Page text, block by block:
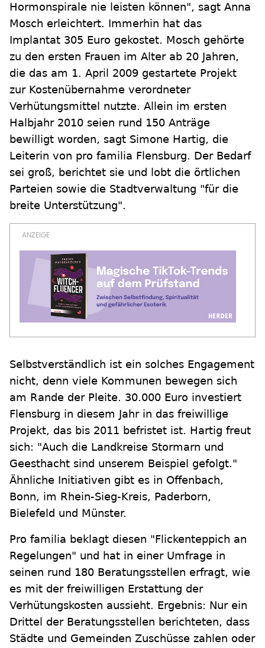
Hormonspirale nie leisten können", sagt Anna
Mosch erleichtert. Immerhin hat das
Implantat 305 Euro gekostet. Mosch gehörte
zu den ersten Frauen im Alter ab 20 Jahren,
die das am 1. April 2009 gestartete Projekt
zur Kostenübernahme verordneter
Verhütungsmittel nutzte. Allein im ersten
Halbjahr 2010 seien rund 150 Anträge
bewilligt worden, sagt Simone Hartig, die
Leiterin von pro familia Flensburg. Der Bedarf
sei groß, berichtet sie und lobt die örtlichen
Parteien sowie die Stadtverwaltung "für die
breite Unterstützung".
Selbstverständlich ist ein solches Engagement
nicht, denn viele Kommunen bewegen sich
am Rande der Pleite. 30.000 Euro investiert
Flensburg in diesem Jahr in das freiwillige
Projekt, das bis 2011 befristet ist. Hartig freut
sich: "Auch die Landkreise Stormarn und
Geesthacht sind unserem Beispiel gefolgt."
Ähnliche Initiativen gibt es in Offenbach,
Bonn, im Rhein-Sieg-Kreis, Paderborn,
Bielefeld und Münster.
Pro familia beklagt diesen "Flickenteppich an
Regelungen" und hat in einer Umfrage in
seinen rund 180 Beratungsstellen erfragt, wie
es mit der freiwilligen Erstattung der
Verhütungskosten aussieht. Ergebnis: Nur ein
Drittel der Beratungsstellen berichteten, dass
Städte und Gemeinden Zuschüsse zahlen oder